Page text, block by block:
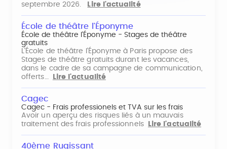
septembre 2026.
Lire l'actualité
École de théâtre l'Éponyme
École de théâtre l'Éponyme - Stages de théâtre
gratuits
L'École de théâtre l'Éponyme à Paris propose des
Stages de théâtre gratuits durant les vacances,
dans le cadre de sa campagne de communication,
offerts…
Lire l'actualité
Cagec
Cagec - Frais professionels et TVA sur les frais
Avoir un aperçu des risques liés à un mauvais
traitement des frais professionnels
Lire l'actualité
40ème Rugissant